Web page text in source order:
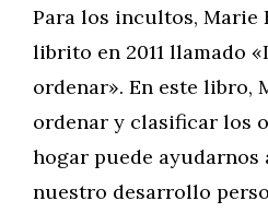
Para los incultos, Marie
librito en 2011 llamado
ordenar». En este libro,
ordenar y clasificar los
hogar puede ayudarnos
nuestro desarrollo